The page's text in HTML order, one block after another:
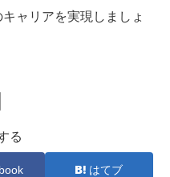
ャリアを実現しましょ
る
はてブ